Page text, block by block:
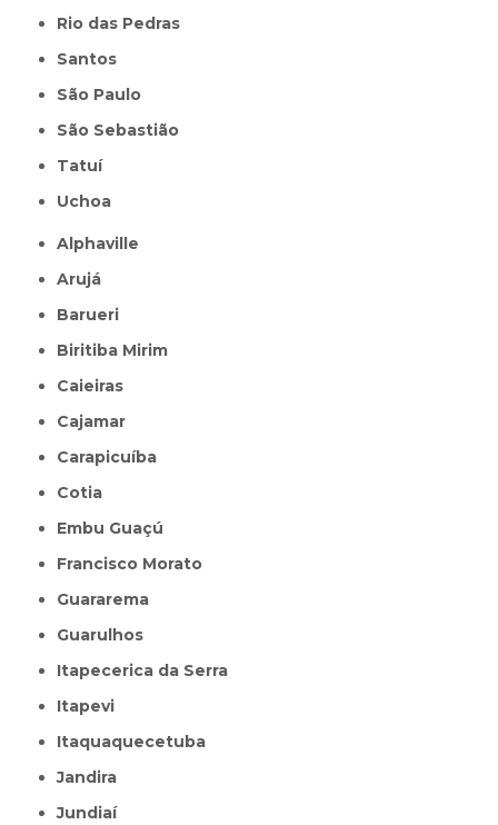
Rio das Pedras
Santos
São Paulo
São Sebastião
Tatuí
Uchoa
Alphaville
Arujá
Barueri
Biritiba Mirim
Caieiras
Cajamar
Carapicuíba
Cotia
Embu Guaçú
Francisco Morato
Guararema
Guarulhos
Itapecerica da Serra
Itapevi
Itaquaquecetuba
Jandira
Jundiaí